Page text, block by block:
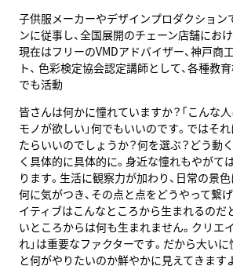
子供服メーカーやデザインプロダクション
ンに従事し、全国展開のチェーン店舗にお
現在はフリーのVMDアドバイザー、神戸商
ト、 色彩検定協会認定講師として、各種教
でも活動
皆さんは何かに憧れていますか？「こんな人
モノが欲しい」何でもいいのです。ではそ
たらいいのでしょうか？何を選ぶ？どう動
く具体的に具体的に。身近な憧れもやがて
ります。生活に観察力が加わり、日常の景
何に気がつき、その点と点をどうやって繋
イティブはこんなところから生まれるのだ
いところからは何も生まれません。クリエ
れ」は重要なファクターです。だから大い
と何がやりたいのか鮮やかに見えてきます